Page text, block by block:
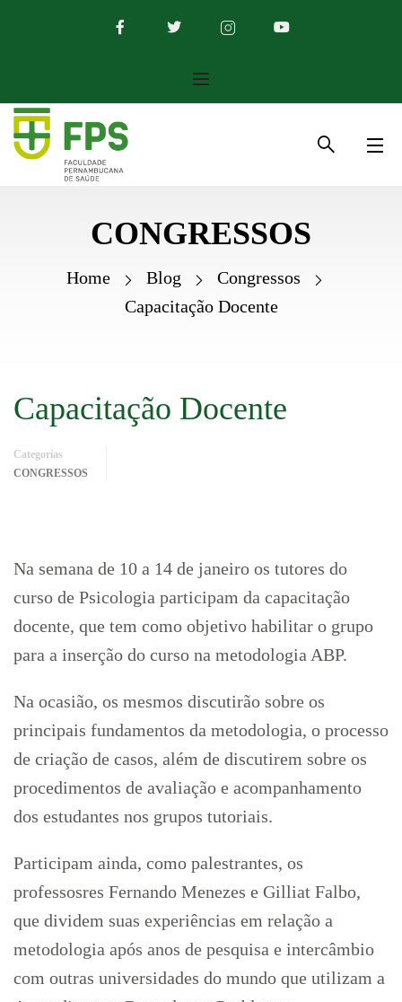
CONGRESSOS
Home Blog
Congressos
Capacitação Docente
Capacitação Docente
Categorias
CONGRESSOS
Na semana de 10 a 14 de janeiro os tutores do
curso de Psicologia participam da capacitação
docente, que tem como objetivo habilitar o grupo
para a inserção do curso na metodologia ABP.
Na ocasião, os mesmos discutirão sobre os
principais fundamentos da metodologia, o processo
de criação de casos, além de discutirem sobre os
procedimentos de avaliação e acompanhamento
dos estudantes nos grupos tutoriais.
Participam ainda, como palestrantes, os
professosres Fernando Menezes e Gilliat Falbo,
que dividem suas experiências em relação a
metodologia após anos de pesquisa e intercâmbio
com outras universidades do mundo que utilizam a